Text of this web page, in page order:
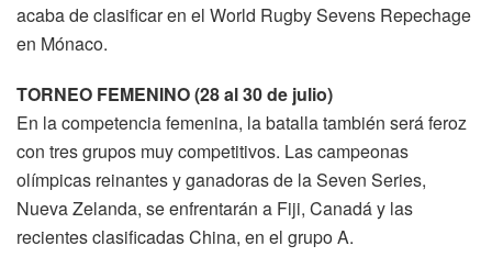
acaba de clasificar en el World Rugby Sevens Repechage
en Mónaco.
TORNEO FEMENINO (28 al 30 de julio)
En la competencia femenina, la batalla también será feroz
con tres grupos muy competitivos. Las campeonas
olímpicas reinantes y ganadoras de la Seven Series,
Nueva Zelanda, se enfrentarán a Fiji, Canadá y las
recientes clasificadas China, en el grupo A.